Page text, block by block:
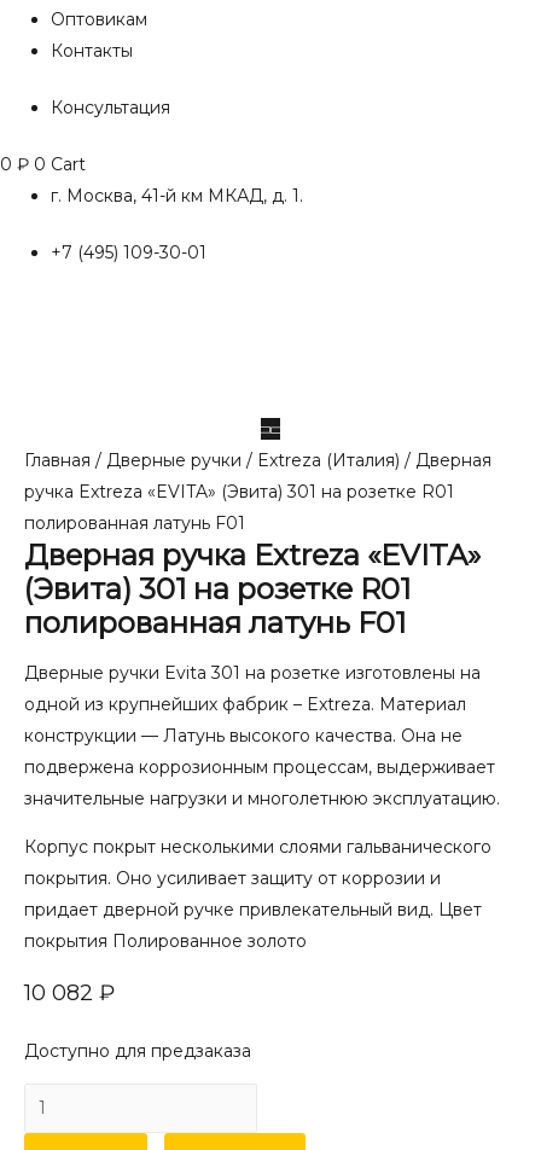
Оптовикам
Контакты
Консультация
0 ₽ 0 Cart
г. Москва, 41-й км МКАД, д. 1.
+7 (495) 109-30-01
Главная / Дверные ручки / Extreza (Италия) / Дверная
ручка Extreza «EVITA» (Эвита) 301 на розетке R01
полированная латунь F01
Дверная ручка Extreza «EVITA»
(Эвита) 301 на розетке R01
полированная латунь F01
Дверные ручки Evita 301 на розетке изготовлены на
одной из крупнейших фабрик – Extreza. Материал
конструкции — Латунь высокого качества. Она не
подвержена коррозионным процессам, выдерживает
значительные нагрузки и многолетнюю эксплуатацию.
Корпус покрыт несколькими слоями гальванического
покрытия. Оно усиливает защиту от коррозии и
придает дверной ручке привлекательный вид. Цвет
покрытия Полированное золото
10 082 ₽
Доступно для предзаказа
Количество
товара